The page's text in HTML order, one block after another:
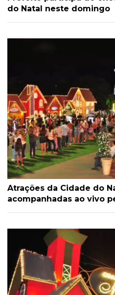
do Natal neste domingo
Atrações da Cidade do
acompanhadas ao vivo